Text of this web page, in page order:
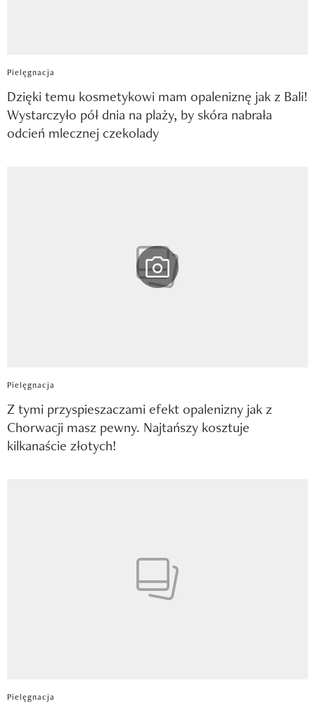
Pielęgnacja
Dzięki temu kosmetykowi mam opaleniznę jak z Bali!
Wystarczyło pół dnia na plaży, by skóra nabrała
odcień mlecznej czekolady
Pielęgnacja
Z tymi przyspieszaczami efekt opalenizny jak z
Chorwacji masz pewny. Najtańszy kosztuje
kilkanaście złotych!
Pielęgnacja